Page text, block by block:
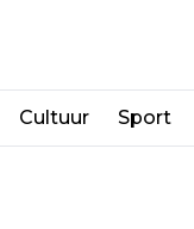
Cultuur Sport